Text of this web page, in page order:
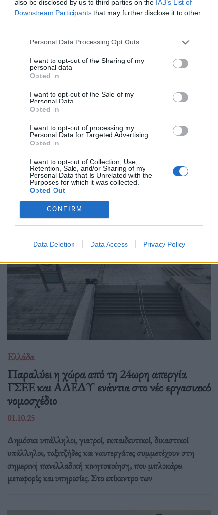
also be disclosed by us to third parties on the IAB’s List of
Downstream Participants that may further disclose it to other
Personal Data Processing Opt Outs
I want to opt-out of the Sharing of my
personal data.
Opted In
I want to opt-out of the Sale of my
Personal Data.
Opted In
I want to opt-out of processing my
Personal Data for Targeted Advertising.
Opted In
I want to opt-out of Collection, Use,
Retention, Sale, and/or Sharing of my
Personal Data that Is Unrelated with the
Purposes for which it was collected.
Opted Out
CONFIRM
Data Deletion Data Access Privacy Policy
Ελλάδα
ρολόγια μία ώρα πίσω γιατί… έτσι συνηθίσαμε
Την Κυριακή 26 Οκτωβρίου, στις 04:00 τα ξημερώματα, θα
ξαναζήσουμε το πιο παράλογο ευρωπαϊκό ραντεβού με τον
χρόνο: θα γυρίσουμε τα ρολόγια μας πίσω μία ώρα, για να
"εξοικονομήσουμε ενέργεια".
Ελλάδα
Παραλύει η χώρα από τη 24ωρη απεργία
ΓΣΕΕ και ΑΔΕΔΥ ενάντια στο νέο εργασιακό
νομοσχέδιο
01.10.25
Δημόσιοι υπάλληλοι, γιατροί, εκπαιδευτικοί, δικαστικοί
υπάλληλοι, ταξιτζήδες και ναυτεργάτες συμμετέχουν στη
σημερινή πανελλαδική κινητοποίηση, που μπλοκάρει
μεταφορές και υπηρεσίες. Στο επίκεντρο των